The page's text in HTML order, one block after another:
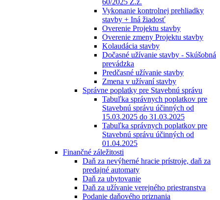
60/2025 Z.z.
Vykonanie kontrolnej prehliadky
stavby + Iná žiadosť
Overenie Projektu stavby
Overenie zmeny Projektu stavby
Kolaudácia stavby
Dočasné užívanie stavby - Skúšobná
prevádzka
Predčasné užívanie stavby
Zmena v užívaní stavby
Správne poplatky pre Stavebnú správu
Tabuľka správnych poplatkov pre
Stavebnú správu účinných od
15.03.2025 do 31.03.2025
Tabuľka správnych poplatkov pre
Stavebnú správu účinných od
01.04.2025
Finančné záležitosti
Daň za nevýherné hracie prístroje, daň za
predajné automaty
Daň za ubytovanie
Daň za užívanie verejného priestranstva
Podanie daňového priznania